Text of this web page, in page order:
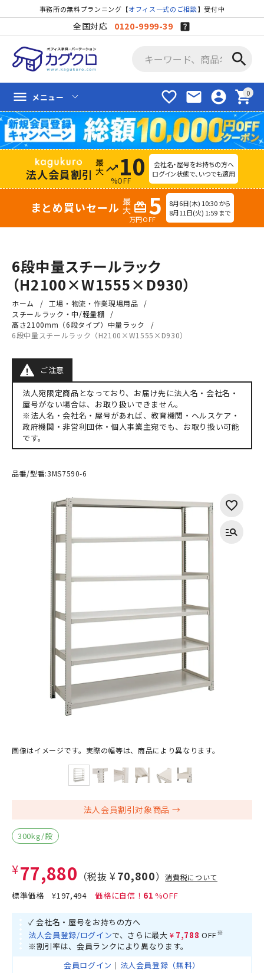
事務所の無料プランニング【オフィス一式のご相談】受付中
全国対応 0120-9999-39
search
favorite_border mail account_circle shopping_cart
menu メニュー
法人会員割引 trending_up 10
%OFF
会社名・屋号をお持ちの方へ
ログイン状態で、いつでも適用
まとめ買いセール redeem 5
万円OFF
8月6日(木) 10:30 から
8月11日(火) 1:59 まで
6段中量スチールラック
（H2100×W1555×D930）
ホーム
工場・物流・作業現場用品
スチールラック・中/軽量棚
高さ2100mm（6段タイプ）中量ラック
6段中量スチールラック（H2100×W1555×D930）
ご注意
法人宛限定商品となっており、お届け先に法人名・会社名・
屋号がない場合は、お取り扱いできません。
※法人名・会社名・屋号があれば、教育機関・ヘルスケア・
政府機関・非営利団体・個人事業主宛でも、お取り扱い可能
です。
品番/型番:3MS7590-6
画像はイメージです。実際の幅等は、商品により異なります。
法人会員割引対象商品
300kg/段
¥77,880 （税抜 ¥70,800）消費税について
標準価格¥197,494 61
✓ 会社名・屋号をお持ちの方へ
法人会員登録/ログインで、さらに最大 ¥7,788 OFF※
※割引率は、会員ランクにより異なります。
会員ログイン ｜ 法人会員登録（無料）